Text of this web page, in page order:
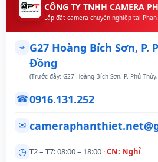
CÔNG TY TNHH CAMERA
Lắp đặt camera chuyên nghiệp tại
⌖ G27 Hoàng Bích Sơn, P.
Đồng
(Trước đây: G27 Hoàng Bích Sơn, P. Phú
☎0916.131.252
✉
◷ T2 – T7: 08:00 – 18:00 ·CN: Nghỉ